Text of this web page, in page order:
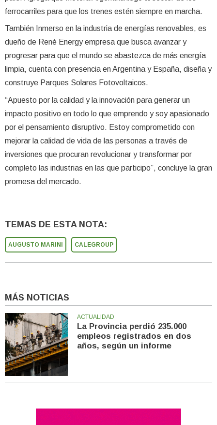
ferrocarriles para que los trenes estén siempre en marcha.
También Inmerso en la industria de energías renovables, es
dueño de René Energy empresa que busca avanzar y
progresar para que el mundo se abastezca de más energía
limpia, cuenta con presencia en Argentina y España, diseña y
construye Parques Solares Fotovoltaicos.
“Apuesto por la calidad y la innovación para generar un
impacto positivo en todo lo que emprendo y soy apasionado
por el pensamiento disruptivo. Estoy comprometido con
mejorar la calidad de vida de las personas a través de
inversiones que procuran revolucionar y transformar por
completo las industrias en las que participo”, concluye la gran
promesa del mercado.
TEMAS DE ESTA NOTA:
AUGUSTO MARINI CALEGROUP
MÁS NOTICIAS
ACTUALIDAD
La Provincia perdió 235.000
empleos registrados en dos
años, según un informe